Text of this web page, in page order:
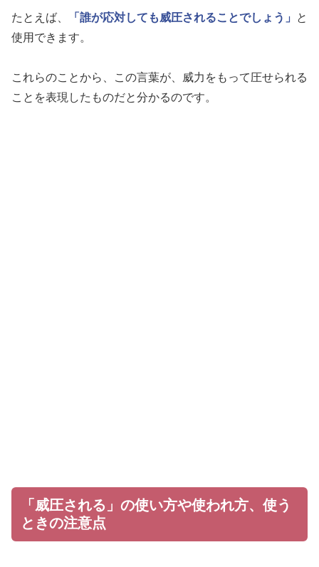
たとえば、 「誰が応対しても威圧されることでしょう」
と
使用できます。
これらのことから、この言葉が、威力をもって圧せられる
ことを表現したものだと分かるのです。
「威圧される」の使い方や使われ方、使う
ときの注意点